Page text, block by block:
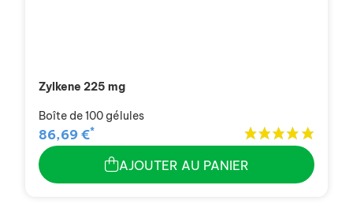
Zylkene 225 mg
Boîte de 100 gélules
86,69 €*
AJOUTER AU PANIER